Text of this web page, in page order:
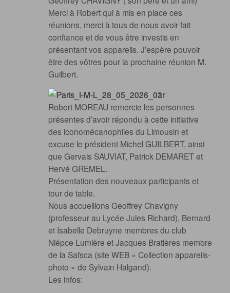
Merci à Robert qui à mis en place ces
réunions, merci à tous de nous avoir fait
confiance et de vous être investis en
présentant vos appareils. J’espère pouvoir
être des vôtres pour la prochaine réunion M.
Guilbert.
Robert MOREAU remercie les personnes
présentes d’avoir répondu à cette initiative
des iconomécanophiles du Limousin et
excuse le président Michel GUILBERT, ainsi
que Gervais SAUVIAT, Patrick DEMARET et
Hervé GREMEL.
Présentation des nouveaux participants et
tour de table.
Nous accueillons Geoffrey Chavigny
(professeur au Lycée Jules Richard), Bernard
et Isabelle Debruyne membres du club
Niépce Lumière et Jacques Bratières membre
de la Safsca (site WEB « Collection appareils-
photo » de Sylvain Halgand).
Les infos: